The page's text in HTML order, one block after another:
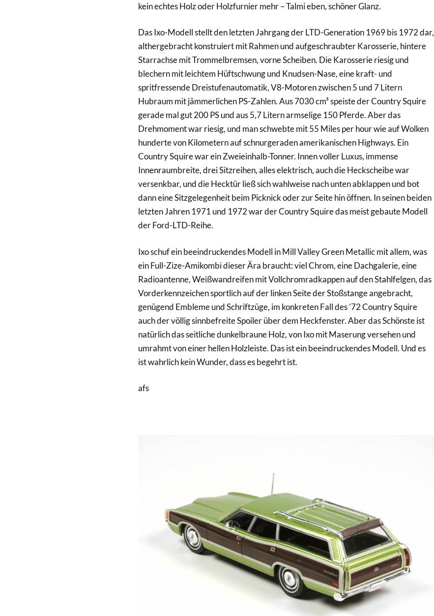
kein echtes Holz oder Holzfurnier mehr – Talmi eben, schöner Glanz.
Das Ixo-Modell stellt den letzten Jahrgang der LTD-Generation 1969 bis 1972 dar,
althergebracht konstruiert mit Rahmen und aufgeschraubter Karosserie, hintere
Starrachse mit Trommelbremsen, vorne Scheiben. Die Karosserie riesig und
blechern mit leichtem Hüftschwung und Knudsen-Nase, eine kraft- und
spritfressende Dreistufenautomatik, V8-Motoren zwischen 5 und 7 Litern
Hubraum mit jämmerlichen PS-Zahlen. Aus 7030 cm³ speiste der Country Squire
gerade mal gut 200 PS und aus 5,7 Litern armselige 150 Pferde. Aber das
Drehmoment war riesig, und man schwebte mit 55 Miles per hour wie auf Wolken
hunderte von Kilometern auf schnurgeraden amerikanischen Highways. Ein
Country Squire war ein Zweieinhalb-Tonner. Innen voller Luxus, immense
Innenraumbreite, drei Sitzreihen, alles elektrisch, auch die Heckscheibe war
versenkbar, und die Hecktür ließ sich wahlweise nach unten abklappen und bot
dann eine Sitzgelegenheit beim Picknick oder zur Seite hin öffnen. In seinen beiden
letzten Jahren 1971 und 1972 war der Country Squire das meist gebaute Modell
der Ford-LTD-Reihe.
Ixo schuf ein beeindruckendes Modell in Mill Valley Green Metallic mit allem, was
ein Full-Zize-Amikombi dieser Ära braucht: viel Chrom, eine Dachgalerie, eine
Radioantenne, Weißwandreifen mit Vollchromradkappen auf den Stahlfelgen, das
Vorderkennzeichen sportlich auf der linken Seite der Stoßstange angebracht,
genügend Embleme und Schriftzüge, im konkreten Fall des ’72 Country Squire
auch der völlig sinnbefreite Spoiler über dem Heckfenster. Aber das Schönste ist
natürlich das seitliche dunkelbraune Holz, von Ixo mit Maserung versehen und
umrahmt von einer hellen Holzleiste. Das ist ein beeindruckendes Modell. Und es
ist wahrlich kein Wunder, dass es begehrt ist.
afs